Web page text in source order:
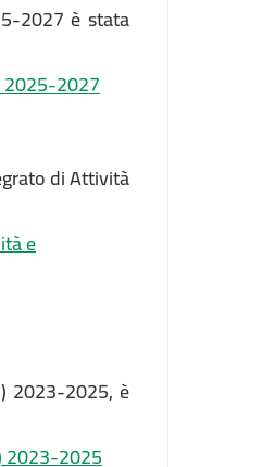
2027 è stata
2025-2027
di Attività
e
2023-2025, è
2023-2025